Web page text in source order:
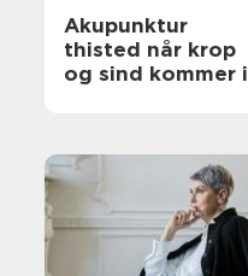
Akupunktur
thisted når krop
og sind kommer i